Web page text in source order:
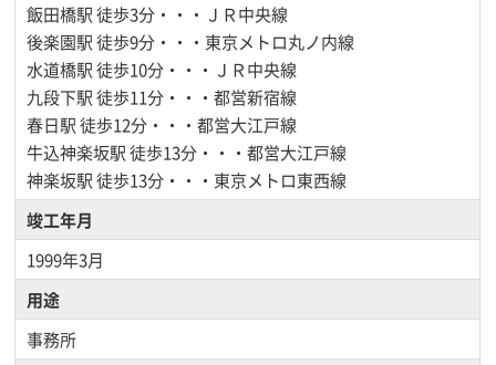
飯田橋駅徒歩3分・・・ＪＲ中央線
後楽園駅徒歩9分・・・東京メトロ丸ノ内線
水道橋駅徒歩10分・・・ＪＲ中央線
九段下駅徒歩11分・・・都営新宿線
春日駅徒歩12分・・・都営大江戸線
牛込神楽坂駅徒歩13分・・・都営大江戸線
神楽坂駅徒歩13分・・・東京メトロ東西線
竣工年月
1999年3月
用途
事務所